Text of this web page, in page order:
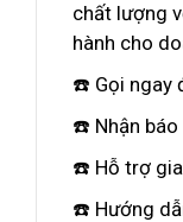
chất lượng
hành cho
☎️ Gọi ngay
☎️ Nhận báo
☎️ Hỗ trợ
☎️ Hướng